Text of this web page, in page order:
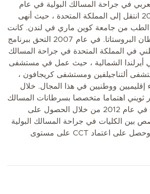
في جراحة المسالك البولية في عام
2001. في عام 2004 انتقل إلى المملكة المتحدة ، حيث أنهى
الطب من جامعة كوين ماري في لندن. كانت
أطروحته حول سرطان البروستاتا. في عام 2007 التحق ببرنامج
في المملكة المتحدة في جراحة المسالك
أيرلندا الشمالية ، حيث عمل في مستشفى
ألتناجيلفين ومستشفى كريجافون ،
ووطنيين في هذا المجال. خلال
ثويني اهتماما متخصصا بسرطانات المسالك
البولية. أكمل تدريبه في عام 2012 من خلال الحصول على
بين الكليات في جراحة المسالك البولية
(FRCS-Urology) وحصل على اعتماد CCT على مستوى